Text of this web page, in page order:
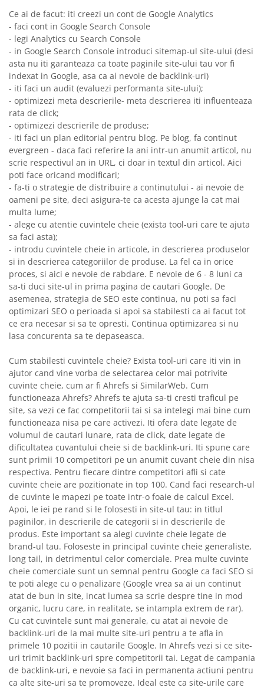
Ce ai de facut: iti creezi un cont de Google Analytics
- faci cont in Google Search Console
- legi Analytics cu Search Console
- in Google Search Console introduci sitemap-ul site-ului (desi
asta nu iti garanteaza ca toate paginile site-ului tau vor fi
indexat in Google, asa ca ai nevoie de backlink-uri)
- iti faci un audit (evaluezi performanta site-ului);
- optimizezi meta descrierile- meta descrierea iti influenteaza
rata de click;
- optimizezi descrierile de produse;
- iti faci un plan editorial pentru blog. Pe blog, fa continut
evergreen - daca faci referire la ani intr-un anumit articol, nu
scrie respectivul an in URL, ci doar in textul din articol. Aici
poti face oricand modificari;
- fa-ti o strategie de distribuire a continutului - ai nevoie de
oameni pe site, deci asigura-te ca acesta ajunge la cat mai
multa lume;
- alege cu atentie cuvintele cheie (exista tool-uri care te ajuta
sa faci asta);
- introdu cuvintele cheie in articole, in descrierea produselor
si in descrierea categoriilor de produse. La fel ca in orice
proces, si aici e nevoie de rabdare. E nevoie de 6 - 8 luni ca
sa-ti duci site-ul in prima pagina de cautari Google. De
asemenea, strategia de SEO este continua, nu poti sa faci
optimizari SEO o perioada si apoi sa stabilesti ca ai facut tot
ce era necesar si sa te opresti. Continua optimizarea si nu
lasa concurenta sa te depaseasca.
Cum stabilesti cuvintele cheie? Exista tool-uri care iti vin in
ajutor cand vine vorba de selectarea celor mai potrivite
cuvinte cheie, cum ar fi Ahrefs si SimilarWeb. Cum
functioneaza Ahrefs? Ahrefs te ajuta sa-ti cresti traficul pe
site, sa vezi ce fac competitorii tai si sa intelegi mai bine cum
functioneaza nisa pe care activezi. Iti ofera date legate de
volumul de cautari lunare, rata de click, date legate de
dificultatea cuvantului cheie si de backlink-uri. Iti spune care
sunt primii 10 competitori pe un anumit cuvant cheie din nisa
respectiva. Pentru fiecare dintre competitori afli si cate
cuvinte cheie are pozitionate in top 100. Cand faci research-ul
de cuvinte le mapezi pe toate intr-o foaie de calcul Excel.
Apoi, le iei pe rand si le folosesti in site-ul tau: in titlul
paginilor, in descrierile de categorii si in descrierile de
produs. Este important sa alegi cuvinte cheie legate de
brand-ul tau. Foloseste in principal cuvinte cheie generaliste,
long tail, in detrimentul celor comerciale. Prea multe cuvinte
cheie comerciale sunt un semnal pentru Google ca faci SEO si
te poti alege cu o penalizare (Google vrea sa ai un continut
atat de bun in site, incat lumea sa scrie despre tine in mod
organic, lucru care, in realitate, se intampla extrem de rar).
Cu cat cuvintele sunt mai generale, cu atat ai nevoie de
backlink-uri de la mai multe site-uri pentru a te afla in
primele 10 pozitii in cautarile Google. In Ahrefs vezi si ce site-
uri trimit backlink-uri spre competitorii tai. Legat de campania
de backlink-uri, e nevoie sa faci in permanenta actiuni pentru
ca alte site-uri sa te promoveze. Ideal este ca site-urile care